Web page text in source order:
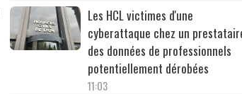
Les HCL victimes d'une
cyberattaque chez un
des données de professionnels
potentiellement dérobées
11:03